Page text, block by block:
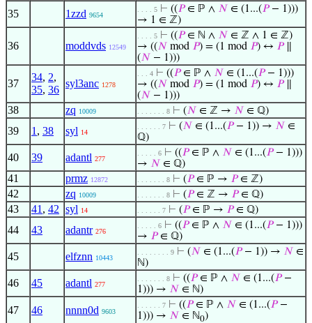
35 1zzd 9654
. . . . 5 ⊢ ((𝑃∈ ℙ ∧ 𝑁 ∈ (1...(𝑃− 1)))
→ 1 ∈ ℤ)
36 moddvds 12549
. . . . 5 ⊢ ((𝑃∈ ℕ ∧ 𝑁 ∈ ℤ ∧ 1 ∈ ℤ)
→ ((𝑁 mod 𝑃) = (1 mod 𝑃) ↔ 𝑃∥
(𝑁 − 1)))
37
34, 2,
35, 36
syl3anc 1278
. . . 4 ⊢ ((𝑃∈ ℙ ∧ 𝑁 ∈ (1...(𝑃− 1)))
→ ((𝑁 mod 𝑃) = (1 mod 𝑃) ↔ 𝑃∥
(𝑁 − 1)))
38 zq 10009 . . . . . . . 8 ⊢ (𝑁 ∈ ℤ → 𝑁 ∈ ℚ)
39 1 , 38 syl 14
. . . . . . 7 ⊢ (𝑁 ∈ (1...(𝑃− 1)) → 𝑁 ∈
ℚ)
40 39 adantl 277
. . . . . 6 ⊢ ((𝑃∈ ℙ ∧ 𝑁 ∈ (1...(𝑃− 1)))
→ 𝑁 ∈ ℚ)
41 prmz 12872 . . . . . . . 8 ⊢ (𝑃∈ ℙ → 𝑃∈ ℤ)
42 zq 10009 . . . . . . . 8 ⊢ (𝑃∈ ℤ → 𝑃∈ ℚ)
43 41 , 42 syl 14 . . . . . . 7 ⊢ (𝑃∈ ℙ → 𝑃∈ ℚ)
44 43 adantr 276
. . . . . 6 ⊢ ((𝑃∈ ℙ ∧ 𝑁 ∈ (1...(𝑃− 1)))
→ 𝑃∈ ℚ)
45 elfznn 10443
. . . . . . . . 9 ⊢ (𝑁 ∈ (1...(𝑃− 1)) → 𝑁 ∈
ℕ)
46 45 adantl 277
. . . . . . . 8 ⊢ ((𝑃∈ ℙ ∧ 𝑁 ∈ (1...(𝑃−
1))) → 𝑁 ∈ ℕ)
47 46 nnnn0d 9603
. . . . . . 7 ⊢ ((𝑃∈ ℙ ∧ 𝑁 ∈ (1...(𝑃−
1))) → 𝑁 ∈ ℕ0)